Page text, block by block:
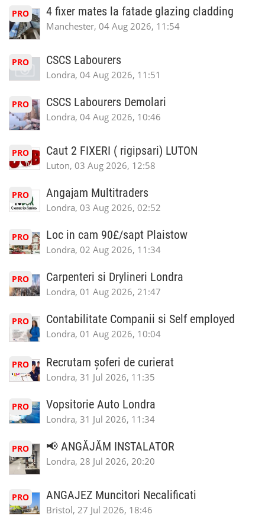
PRO 4 fixer mates la fatade glazing cladding
Manchester, 04 Aug 2026, 11:54
PRO CSCS Labourers
Londra, 04 Aug 2026, 11:51
PRO CSCS Labourers Demolari
Londra, 04 Aug 2026, 10:46
PRO Caut 2 FIXERI ( rigipsari) LUTON
Luton, 03 Aug 2026, 12:58
PRO Angajam Multitraders
Londra, 03 Aug 2026, 02:52
PRO Loc in cam 90£/sapt Plaistow
Londra, 02 Aug 2026, 11:34
PRO Carpenteri si Drylineri Londra
Londra, 01 Aug 2026, 21:47
PRO Contabilitate Companii si Self employed
Londra, 01 Aug 2026, 10:04
PRO Recrutam șoferi de curierat
Londra, 31 Jul 2026, 11:35
PRO Vopsitorie Auto Londra
Londra, 31 Jul 2026, 11:34
PRO 📢 ANGĂJĂM INSTALATOR
Londra, 28 Jul 2026, 20:20
PRO ANGAJEZ Muncitori Necalificati
Bristol, 27 Jul 2026, 18:46